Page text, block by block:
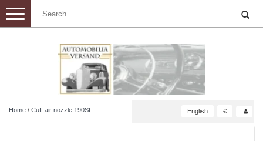
Toggle
navigation
Home / Cuff air nozzle 190SL English €